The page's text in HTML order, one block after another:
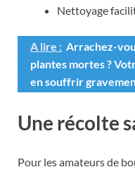
Nettoyage
A lire : Arrachez-
plantes mortes ?
en souffrir
Une récolte
Pour les amateurs de